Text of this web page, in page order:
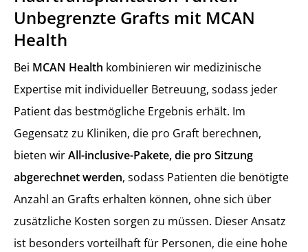
Unbegrenzte Grafts mit MCAN
Health
Bei MCAN Health kombinieren wir medizinische
Expertise mit individueller Betreuung, sodass jeder
Patient das bestmögliche Ergebnis erhält. Im
Gegensatz zu Kliniken, die pro Graft berechnen,
bieten wirAll-inclusive-Pakete, die pro Sitzung
abgerechnet werden, sodass Patienten die benötigte
Anzahl an Grafts erhalten können, ohne sich über
zusätzliche Kosten sorgen zu müssen. Dieser Ansatz
ist besonders vorteilhaft für Personen, die eine hohe